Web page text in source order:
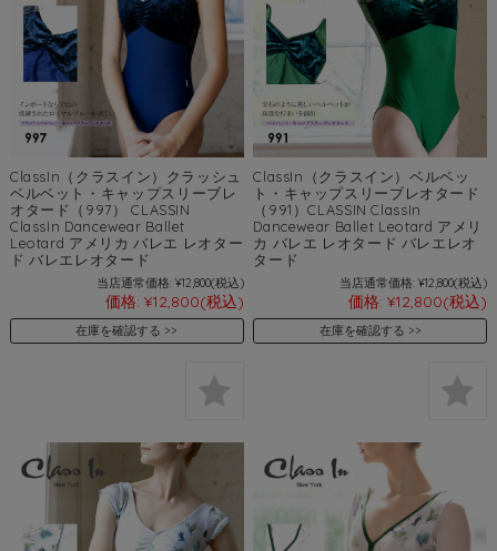
ClassIn（クラスイン）クラッシュ
ベルベット・キャップスリーブレ
オタード（997） CLASSIN
ClassIn Dancewear Ballet
Leotard アメリカ バレエ レオター
ド バレエレオタード
当店通常価格: ¥12,800(税込)
価格: ¥12,800(税込)
在庫を確認する
ClassIn（クラスイン）ベルベッ
ト・キャップスリーブレオタード
（991）CLASSIN ClassIn
Dancewear Ballet Leotard アメリ
カ バレエ レオタード バレエレオ
タード
当店通常価格: ¥12,800(税込)
価格: ¥12,800(税込)
在庫を確認する